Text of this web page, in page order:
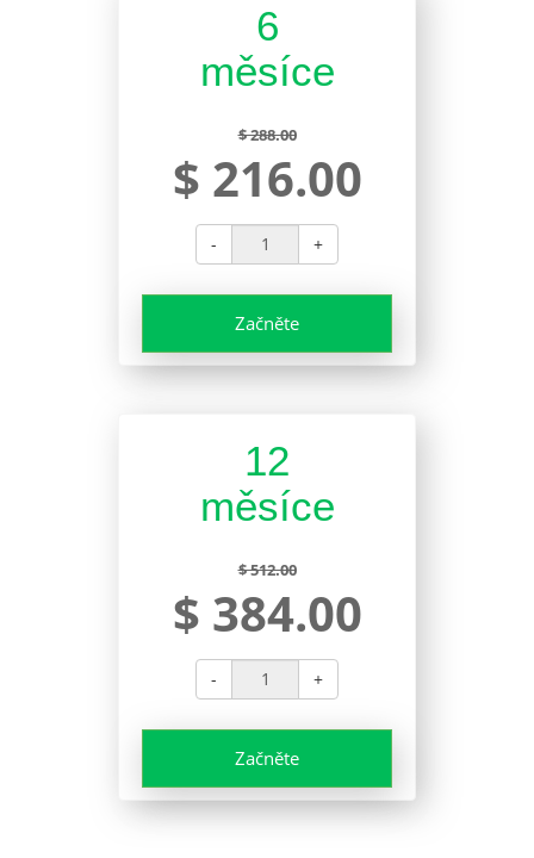
6
měsíce
$ 288.00
$ 216.00
- +
Začněte
12
měsíce
$ 512.00
$ 384.00
- +
Začněte